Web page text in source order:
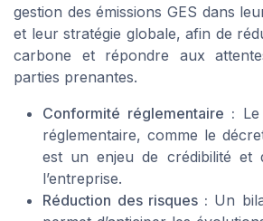
gestion des émissions GES dans
et leur stratégie globale, afin de
carbone et répondre aux
parties prenantes.
Conformité réglementaire :
réglementaire, comme le
est un enjeu de crédibilité et
l’entreprise.
Réduction des risques : Un